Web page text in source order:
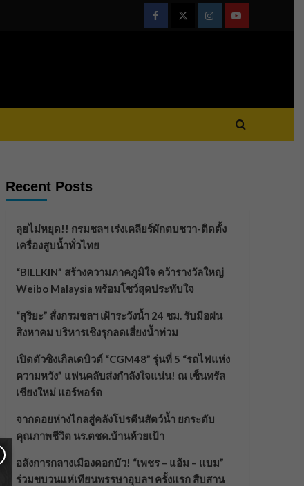
FacebookTwitterInstagramYoutube
Recent Posts
ลุยไม่หยุด!! กรมชลฯ เร่งเคลียร์ผักตบชวา-ติดตั้ง
เครื่องสูบน้ำทั่วไทย
“BILLKIN” สร้างความภาคภูมิใจ คว้ารางวัลใหญ่
Weibo Malaysia พร้อมโชว์สุดประทับใจ
“สุริยะ” สั่งกรมชลฯ เฝ้าระวังน้ำ 24 ชม. รับมือฝน
สิงหาคม บริหารเชิงรุกลดเสี่ยงน้ำท่วม
เปิดตัวซิงเกิลเดบิวต์ “CGM48” รุ่นที่ 5 “รถไฟแห่ง
ความหวัง” แฟนคลับส่งกำลังใจแน่น! ณ เซ็นทรัล
เชียงใหม่ แอร์พอร์ต
จากดอยห่างไกลสู่คลังโปรตีนสัตว์น้ำ ยกระดับ
คุณภาพชีวิต นร.ตชด.บ้านห้วยเป้า
อลังการกลางเมืองดอกบัว! “เพชร – แอ้ม – แบม”
ร่วมขบวนแห่เทียนพรรษาอุบลฯ ครั้งแรก สืบสาน